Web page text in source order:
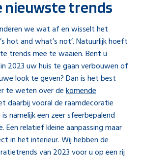
nieuwste trends
we wat af en wisselt het
hot and what’s not’. Natuurlijk hoeft
trends mee te waaien. Bent u
2023 uw huis te gaan verbouwen of
look te geven? Dan is het best
te weten over dekomende
daarbij vooral de raamdecoratie
namelijk een zeer sfeerbepalend
Een relatief kleine aanpassing maar
in het interieur. Wij hebben de
van 2023 voor u op een rij